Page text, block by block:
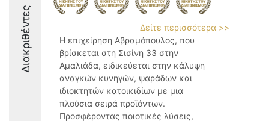
Διακριθέντες
Δείτε περισσότερα >>
Η επιχείρηση Αβραμόπουλος, που
βρίσκεται στη Σισίνη 33 στην
Αμαλιάδα, ειδικεύεται στην κάλυψη
αναγκών κυνηγών, ψαράδων και
ιδιοκτητών κατοικιδίων με μια
πλούσια σειρά προϊόντων.
Προσφέροντας ποιοτικές λύσεις,